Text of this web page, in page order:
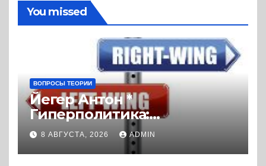
You missed
ВОПРОСЫ ТЕОРИИ
Йегер Антон *
Гиперполитика:
Экстремальная
политизация без
политических
8 АВГУСТА, 2026 ADMIN